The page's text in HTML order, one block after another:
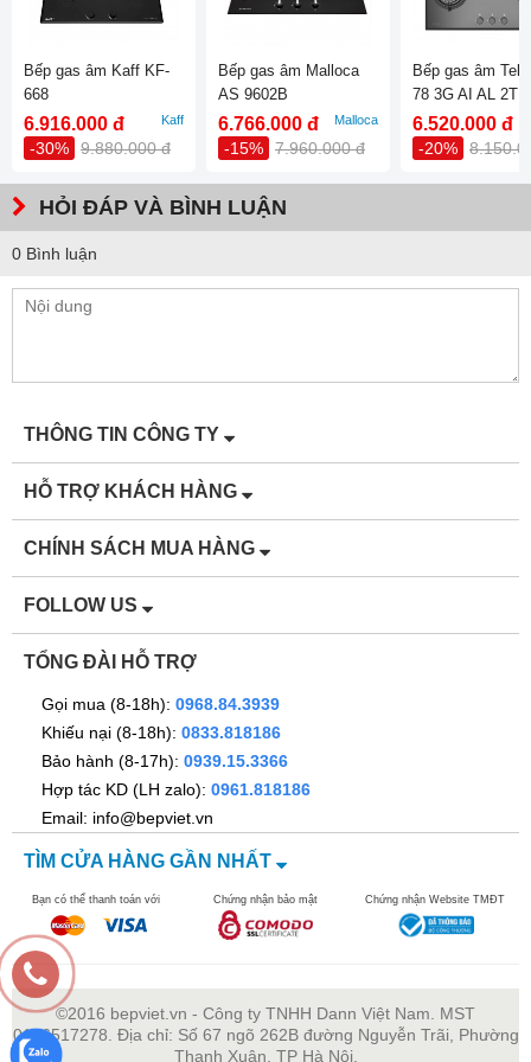
Bếp gas âm Kaff KF-
668
6.916.000 đ
-30% 9.880.000 đ
Kaff
Bếp gas âm Malloca
AS 9602B
6.766.000 đ
-15% 7.960.000 đ
Malloca
Bếp gas âm
78 3G AI AL 2TR
6.520.000 đ
-20%
HỎI ĐÁP VÀ BÌNH LUẬN
0 Bình luận
THÔNG TIN CÔNG TY
HỖ TRỢ KHÁCH HÀNG
CHÍNH SÁCH MUA HÀNG
FOLLOW US
TỔNG ĐÀI HỖ TRỢ
Gọi mua (8-18h): 0968.84.3939
Khiếu nại (8-18h): 0833.818186
Bảo hành (8-17h): 0939.15.3366
Hợp tác KD (LH zalo): 0961.818186
Email: info@bepviet.vn
TÌM CỬA HÀNG GẦN NHẤT
Bạn có thể thanh toán với Chứng nhận bảo mật Chứng nhận Website TMĐT
©2016 bepviet.vn - Công ty TNHH Dann Việt Nam. MST
0106517278. Địa chỉ: Số 67 ngõ 262B đường Nguyễn Trãi, Phường
Thanh Xuân, TP Hà Nội.